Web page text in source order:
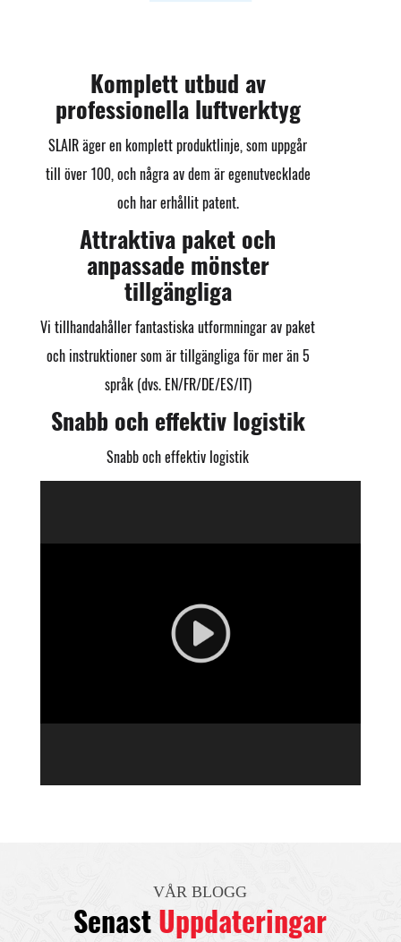
Komplett utbud av
professionella luftverktyg
SLAIR äger en komplett produktlinje, som uppgår
till över 100, och några av dem är egenutvecklade
och har erhållit patent.
Attraktiva paket och
anpassade mönster
tillgängliga
Vi tillhandahåller fantastiska utformningar av paket
och instruktioner som är tillgängliga för mer än 5
språk (dvs. EN/FR/DE/ES/IT)
Snabb och effektiv logistik
Snabb och effektiv logistik
VÅR BLOGG
Senast Uppdateringar